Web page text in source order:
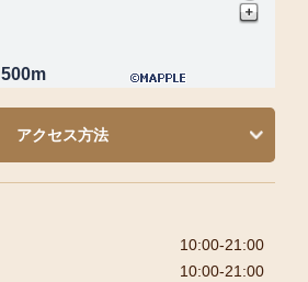
500m
10:00-21:00
10:00-21:00
アクセス方法